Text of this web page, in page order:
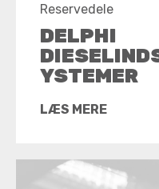
Reservedele
DELPHI
YSTEMER
LÆS MERE